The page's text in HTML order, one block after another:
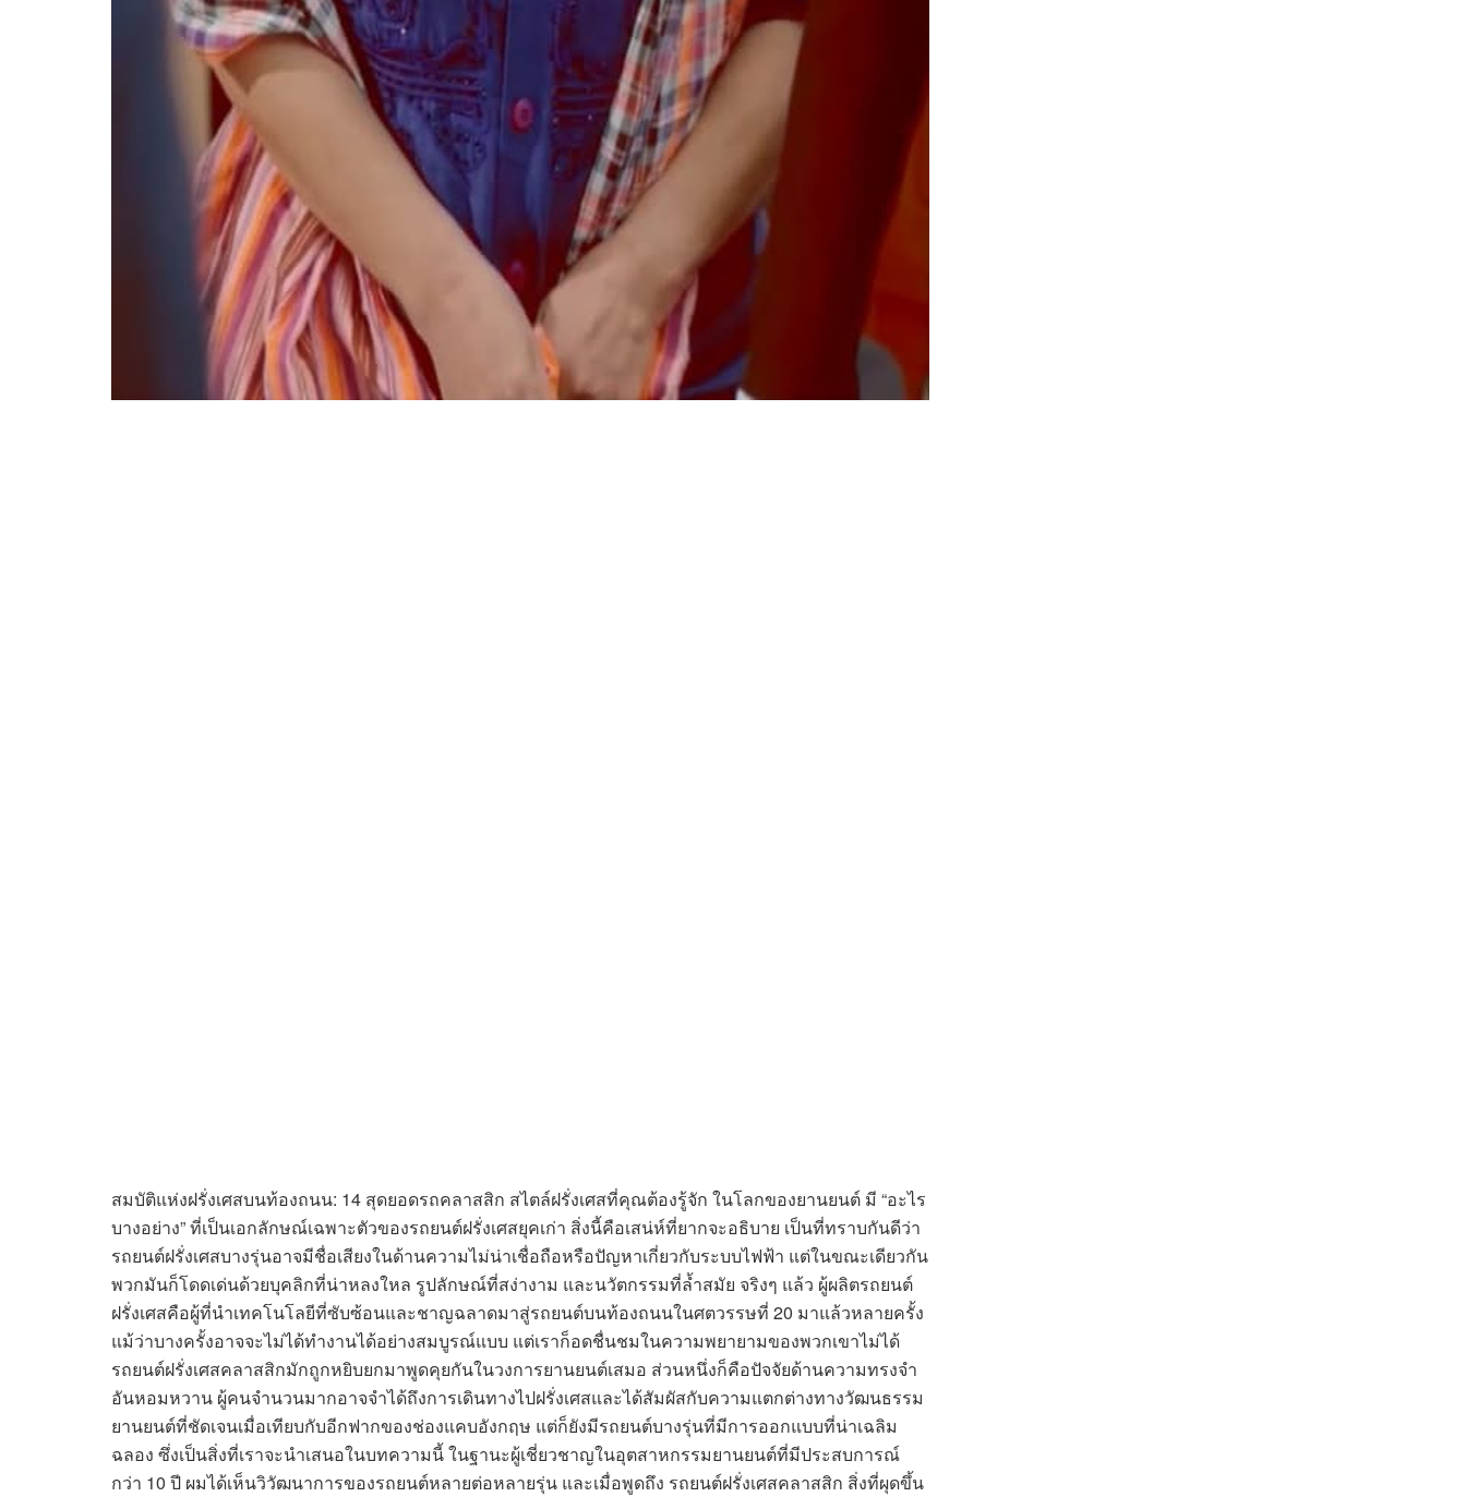
สมบัติแห่งฝรั่งเศสบนท้องถนน: 14 สุดยอดรถคลาสสิก สไตล์ฝรั่งเศสที่คุณต้องรู้จัก ในโลกของยานยนต์ มี “อะไร
บางอย่าง” ที่เป็นเอกลักษณ์เฉพาะตัวของรถยนต์ฝรั่งเศสยุคเก่า สิ่งนี้คือเสน่ห์ที่ยากจะอธิบาย เป็นที่ทราบกันดีว่า
รถยนต์ฝรั่งเศสบางรุ่นอาจมีชื่อเสียงในด้านความไม่น่าเชื่อถือหรือปัญหาเกี่ยวกับระบบไฟฟ้า แต่ในขณะเดียวกัน
พวกมันก็โดดเด่นด้วยบุคลิกที่น่าหลงใหล รูปลักษณ์ที่สง่างาม และนวัตกรรมที่ล้ำสมัย จริงๆ แล้ว ผู้ผลิตรถยนต์
ฝรั่งเศสคือผู้ที่นำเทคโนโลยีที่ซับซ้อนและชาญฉลาดมาสู่รถยนต์บนท้องถนนในศตวรรษที่ 20 มาแล้วหลายครั้ง
แม้ว่าบางครั้งอาจจะไม่ได้ทำงานได้อย่างสมบูรณ์แบบ แต่เราก็อดชื่นชมในความพยายามของพวกเขาไม่ได้
รถยนต์ฝรั่งเศสคลาสสิกมักถูกหยิบยกมาพูดคุยกันในวงการยานยนต์เสมอ ส่วนหนึ่งก็คือปัจจัยด้านความทรงจำ
อันหอมหวาน ผู้คนจำนวนมากอาจจำได้ถึงการเดินทางไปฝรั่งเศสและได้สัมผัสกับความแตกต่างทางวัฒนธรรม
ยานยนต์ที่ชัดเจนเมื่อเทียบกับอีกฟากของช่องแคบอังกฤษ แต่ก็ยังมีรถยนต์บางรุ่นที่มีการออกแบบที่น่าเฉลิม
ฉลอง ซึ่งเป็นสิ่งที่เราจะนำเสนอในบทความนี้ ในฐานะผู้เชี่ยวชาญในอุตสาหกรรมยานยนต์ที่มีประสบการณ์
กว่า 10 ปี ผมได้เห็นวิวัฒนาการของรถยนต์หลายต่อหลายรุ่น และเมื่อพูดถึง รถยนต์ฝรั่งเศสคลาสสิก สิ่งที่ผุดขึ้น